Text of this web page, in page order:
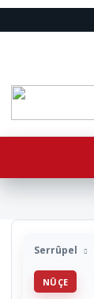
Serrûpel
NÛÇE